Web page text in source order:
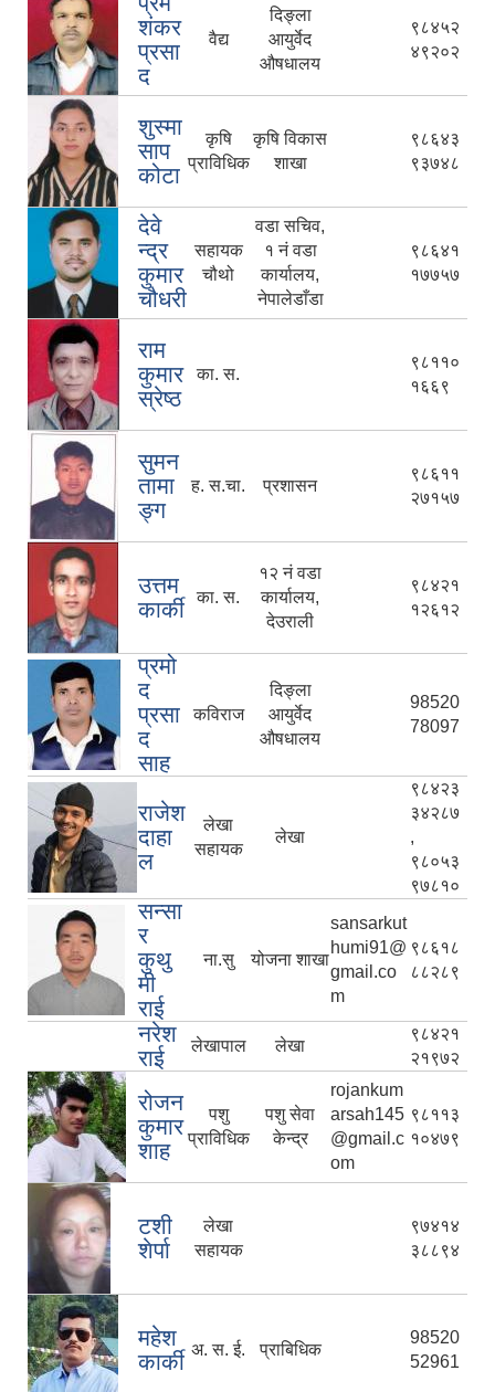
शंकर
प्रसा
द
वैद्य
दिङ्ला
आयुर्वेद
औषधालय
९८४५२
४९२०२
शुस्मा
साप
कोटा
कृषि
प्राविधिक
कृषि विकास
शाखा
९८६४३
९३७४८
देवे
न्द्र
कुमार
चौधरी
सहायक
चौथो
वडा सचिव,
१ नं वडा
कार्यालय,
नेपालेडाँडा
९८६४१
१७७५७
राम
कुमार
स्रेष्ठ
का. स.
९८११०
१६६९
सुमन
तामा
ङ्ग
ह. स.चा. प्रशासन
९८६११
२७१५७
उत्तम
कार्की
का. स.
१२ नं वडा
कार्यालय,
देउराली
९८४२१
१२६१२
प्रमो
द
प्रसा
द
साह
कविराज
दिङ्ला
आयुर्वेद
औषधालय
98520
78097
राजेश
दाहा
ल
लेखा
सहायक
लेखा
९८४२३
३४२८७
,
९८०५३
९७८१०
सन्सा
र
कुथु
मी
राई
ना.सु योजना शाखा
sansarkut
humi91@
gmail.co
m
९८६१८
८८२८९
नरेश
राई
लेखापाल लेखा
९८४२१
२१९७२
रोजन
कुमार
शाह
पशु
प्राविधिक
पशु सेवा
केन्द्र
rojankum
arsah145
@gmail.c
om
९८११३
१०४७९
टशी
शेर्पा
लेखा
सहायक
९७४१४
३८८९४
महेश
कार्की अ. स. ई. प्राबिधिक
98520
52961